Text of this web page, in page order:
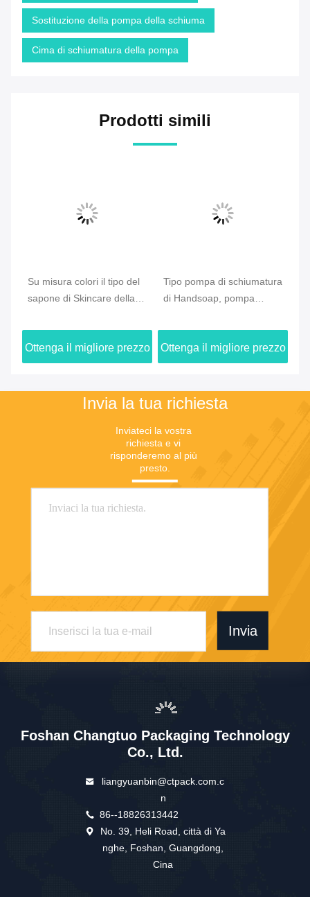
Sostituzione della pompa della schiuma
Cima di schiumatura della pompa
Prodotti simili
Su misura colori il tipo del
sapone di Skincare della
43mm per la bottiglia vuota
Ottenga il migliore prezzo
Tipo pompa di schiumatura
di Handsoap, pompa
del sapone per la bottiglia
del PE
Ottenga il migliore prezzo
Invia la tua richiesta
Inviateci la vostra
richiesta e vi
risponderemo al più
presto.
Invia
Foshan Changtuo Packaging Technology
Co., Ltd.
liangyuanbin@ctpack.com.c
n
86--18826313442
No. 39, Heli Road, città di Ya
nghe, Foshan, Guangdong,
Cina